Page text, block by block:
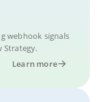
webhook signals
Strategy.
Learn more